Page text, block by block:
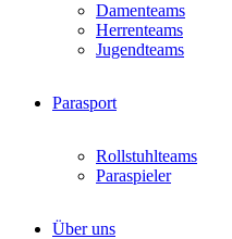
Damenteams
Herrenteams
Jugendteams
Parasport
Rollstuhlteams
Paraspieler
Über uns